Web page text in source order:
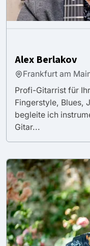
Alex Berlakov
Frankfurt am
Profi-Gitarrist für
Fingerstyle, Blues,
begleite ich
Gitar...